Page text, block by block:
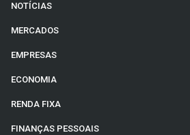
NOTÍCIAS
MERCADOS
EMPRESAS
ECONOMIA
RENDA FIXA
FINANÇAS PESSOAIS